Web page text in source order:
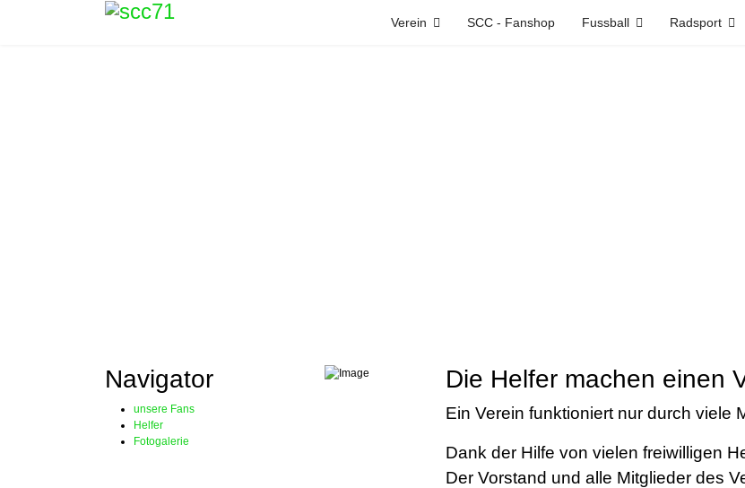
Verein SCC - Fanshop Fussball Radsport
Navigator
unsere Fans
Helfer
Fotogalerie
Die Helfer machen einen
Ein Verein funktioniert nur durch viele
Dank der Hilfe von vielen freiwilligen
Der Vorstand und alle Mitglieder des